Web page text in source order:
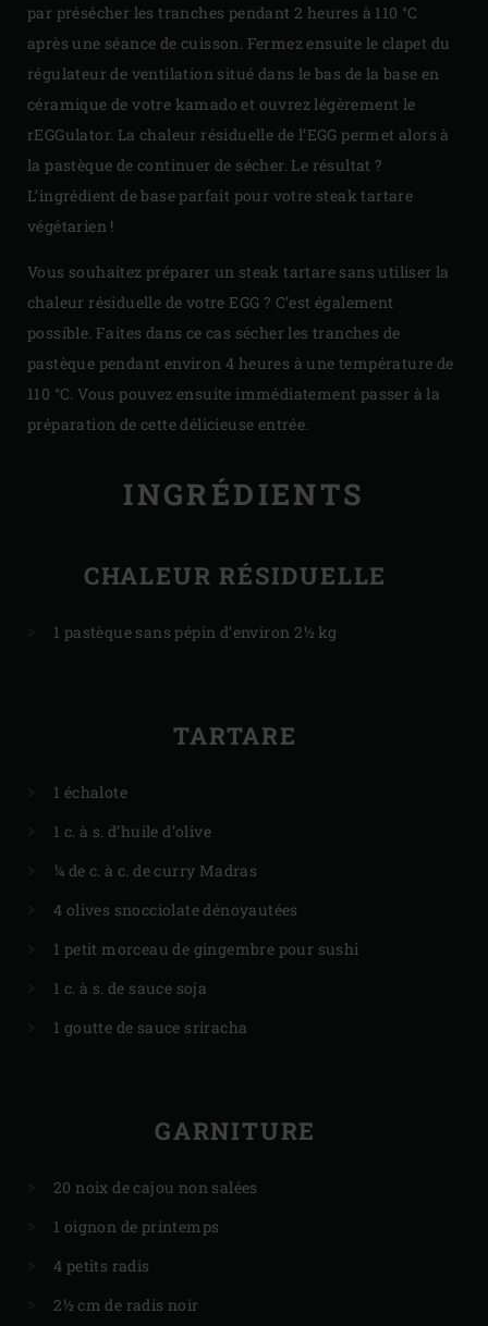
par présécher les tranches pendant 2 heures à 110 °C
après une séance de cuisson. Fermez ensuite le clapet du
régulateur de ventilation situé dans le bas de la base en
céramique de votre kamado et ouvrez légèrement le
rEGGulator. La chaleur résiduelle de l’EGG permet alors à
la pastèque de continuer de sécher. Le résultat ?
L’ingrédient de base parfait pour votre steak tartare
végétarien !
Vous souhaitez préparer un steak tartare sans utiliser la
chaleur résiduelle de votre EGG ? C’est également
possible. Faites dans ce cas sécher les tranches de
pastèque pendant environ 4 heures à une température de
110 °C. Vous pouvez ensuite immédiatement passer à la
préparation de cette délicieuse entrée.
INGRÉDIENTS
CHALEUR RÉSIDUELLE
1 pastèque sans pépin d’environ 2½ kg
TARTARE
1 échalote
1 c. à s. d’huile d’olive
¼ de c. à c. de curry Madras
4 olives snocciolate dénoyautées
1 petit morceau de gingembre pour sushi
1 c. à s. de sauce soja
1 goutte de sauce sriracha
GARNITURE
20 noix de cajou non salées
1 oignon de printemps
4 petits radis
2½ cm de radis noir